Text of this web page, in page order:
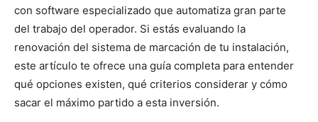
con software especializado que automatiza gran parte
del trabajo del operador. Si estás evaluando la
renovación del sistema de marcación de tu instalación,
este artículo te ofrece una guía completa para entender
qué opciones existen, qué criterios considerar y cómo
sacar el máximo partido a esta inversión.